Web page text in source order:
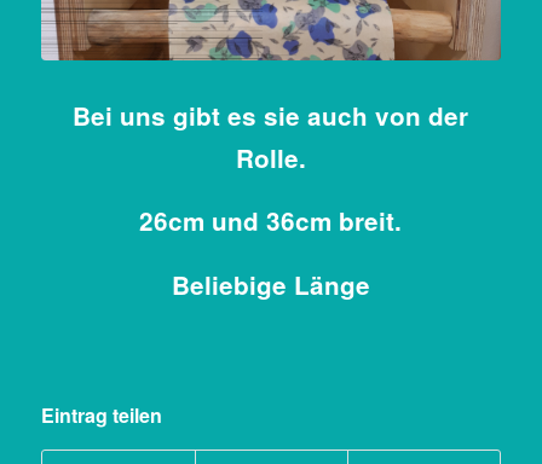
Bei uns gibt es sie auch von der
Rolle.
26cm und 36cm breit.
Beliebige Länge
Eintrag teilen